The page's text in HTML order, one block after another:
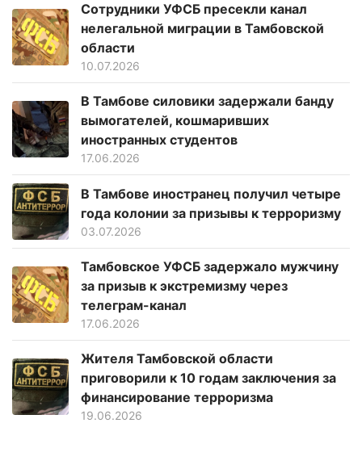
Сотрудники УФСБ пресекли канал
нелегальной миграции в Тамбовской
области
10.07.2026
В Тамбове силовики задержали банду
вымогателей, кошмаривших
иностранных студентов
17.06.2026
В Тамбове иностранец получил четыре
года колонии за призывы к терроризму
03.07.2026
Тамбовское УФСБ задержало мужчину
за призыв к экстремизму через
телеграм-канал
17.06.2026
Жителя Тамбовской области
приговорили к 10 годам заключения за
финансирование терроризма
19.06.2026